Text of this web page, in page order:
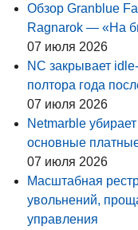
Обзор Granblue
Ragnarok — «На
07 июля 2026
NC закрывает
полтора года
07 июля 2026
Netmarble
основные
07 июля 2026
Масштабная
увольнений,
управления